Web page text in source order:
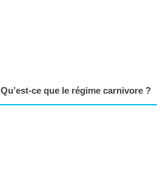
Qu’est-ce que le régime carnivore ?